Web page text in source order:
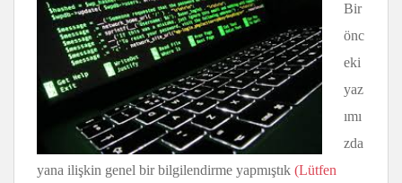
Bir
önc
eki
yaz
ımı
zda
yana ilişkin genel bir bilgilendirme yapmıştık (Lütfen